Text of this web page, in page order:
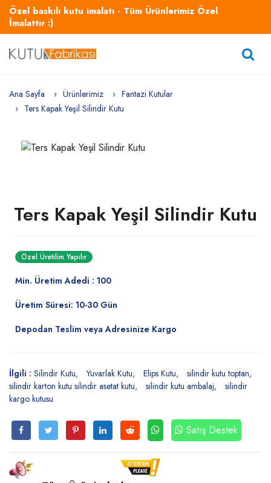
Özel baskılı kutu imalatı - Tüm Ürünlerimiz Özel
İmalattır :)
Ana Sayfa Ürünlerimiz
Fantazi Kutular
Ters Kapak Yeşil Silindir Kutu
Ters Kapak Yeşil Silindir Kutu
Özel Üretilim Yapılır
Min. Üretim Adedi : 100
Üretim Süresi: 10-30 Gün
Depodan Teslim veya Adresinize Kargo
İlgili : Silindir Kutu Yuvarlak Kutu Elips Kutu
silindir kutu toptan
silindir karton kutu silindir asetat kutu
silindir kutu ambalaj
silindir
kargo kutusu
Satış Destek